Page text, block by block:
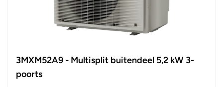
3MXM52A9 - Multisplit buitendeel 5,2 kW 3-
poorts